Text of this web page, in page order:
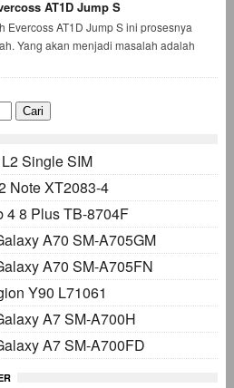
AT1D Jump S
Evercoss AT1D Jump S ini prosesnya
Yang akan menjadi masalah adalah
Single SIM
Note XT2083-4
4 8 Plus TB-8704F
A70 SM-A705GM
A70 SM-A705FN
Y90 L71061
A7 SM-A700H
A7 SM-A700FD